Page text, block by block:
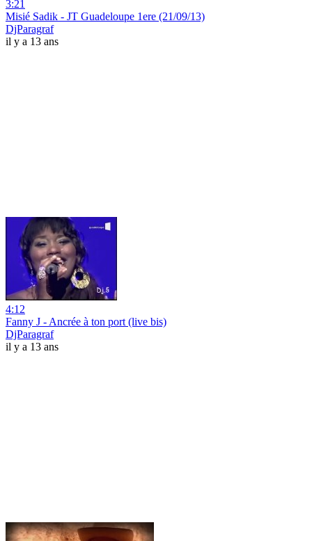
3:21
Misié Sadik - JT Guadeloupe 1ere (21/09/13)
DjParagraf
il y a 13 ans
4:12
Fanny J - Ancrée à ton port (live bis)
DjParagraf
il y a 13 ans